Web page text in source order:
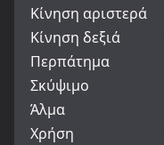
Κίνηση αριστερά
Κίνηση δεξιά
Περπάτημα
Σκύψιμο
Άλμα
Χρήση